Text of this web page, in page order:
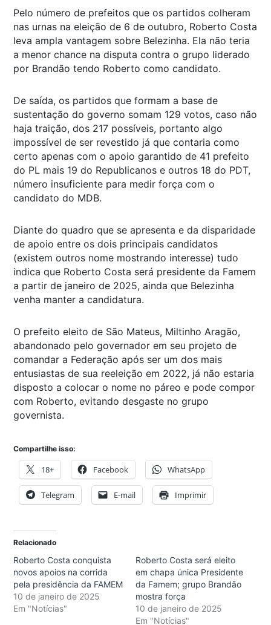
Pelo número de prefeitos que os partidos colheram
nas urnas na eleição de 6 de outubro, Roberto Costa
leva ampla vantagem sobre Belezinha. Ela não teria
a menor chance na disputa contra o grupo liderado
por Brandão tendo Roberto como candidato.
De saída, os partidos que formam a base de
sustentação do governo somam 129 votos, caso não
haja traição, dos 217 possíveis, portanto algo
impossível de ser revestido já que contaria como
certo apenas com o apoio garantido de 41 prefeito
do PL mais 19 do Republicanos e outros 18 do PDT,
número insuficiente para medir força com o
candidato do MDB.
Diante do quadro que se apresenta e da disparidade
de apoio entre os dois principais candidatos
(existem outros nome mostrando interesse) tudo
indica que Roberto Costa será presidente da Famem
a partir de janeiro de 2025, ainda que Belezinha
venha manter a candidatura.
O prefeito eleito de São Mateus, Miltinho Aragão,
abandonado pelo governador em seu projeto de
comandar a Federação após ser um dos mais
entusiastas de sua reeleição em 2022, já não estaria
disposto a colocar o nome no páreo e pode compor
com Roberto, evitando desgaste no grupo
governista.
Compartilhe isso:
18+ Facebook WhatsApp
Telegram E-mail Imprimir
Relacionado
Roberto Costa conquista
novos apoios na corrida
pela presidência da FAMEM
10 de janeiro de 2025
Em "Notícias"
Roberto Costa será eleito
em chapa única Presidente
da Famem; grupo Brandão
mostra força
10 de janeiro de 2025
Em "Notícias"